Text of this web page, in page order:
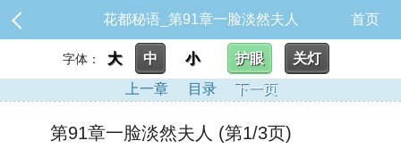
花都秘语_第91章一脸淡然夫人 首页
字体： 大 中 小 护眼
关灯
上一章
目录 下一页
第91章一脸淡然夫人 (第1/3页)